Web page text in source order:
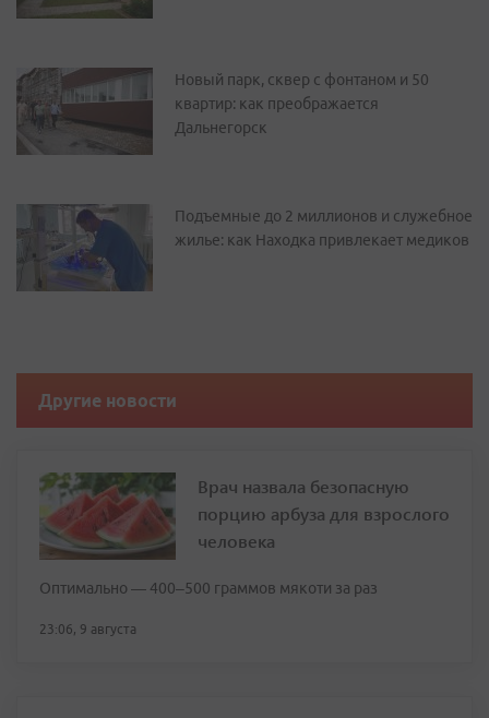
Новый парк, сквер с фонтаном и 50
квартир: как преображается
Дальнегорск
Подъемные до 2 миллионов и служебное
жилье: как Находка привлекает медиков
Другие новости
Врач назвала безопасную
порцию арбуза для взрослого
человека
Оптимально — 400–500 граммов мякоти за раз
23:06, 9 августа